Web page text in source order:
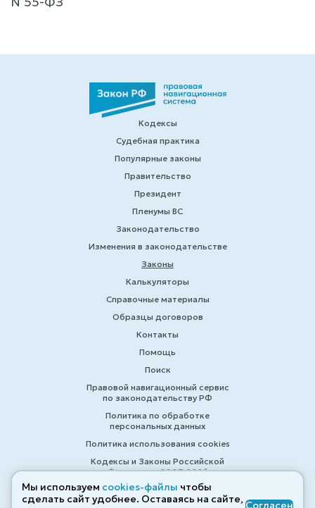
Кодексы
Судебная практика
Популярные законы
Правительство
Президент
Пленумы ВС
Законодательство
Изменения в законодательстве
Законы
Калькуляторы
Справочные материалы
Образцы договоров
Контакты
Помощь
Поиск
Правовой навигационный сервис
по законодательству РФ
Политика по обработке
персональных данных
Политика использования cookies
Кодексы и Законы Российской
Федерации 2007-2026
Мы используем cookies-файлы чтобы
сделать сайт удобнее. Оставаясь на сайте, Согласен